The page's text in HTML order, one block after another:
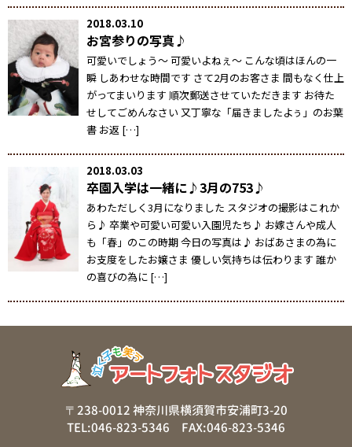
2018.03.10
お宮参りの写真♪
可愛いでしょう～ 可愛いよねぇ～ こんな頃はほんの一
瞬 しあわせな時間です さて2月のお客さま 間もなく仕上
がってまいります 順次郵送させていただきます お待た
せしてごめんなさい 又丁寧な「届きましたよぅ」のお葉
書 お返 […]
2018.03.03
卒園入学は一緒に♪3月の753♪
あわただしく3月になりました スタジオの撮影はこれか
ら♪ 卒業や可愛い可愛い入園児たち♪ お嫁さんや成人
も「春」のこの時期 今日の写真は♪ おばあさまの為に
お支度をしたお嬢さま 優しい気持ちは伝わります 誰か
の喜びの為に […]
〒238-0012 神奈川県横須賀市安浦町3-20
TEL:046-823-5346 FAX:046-823-5346